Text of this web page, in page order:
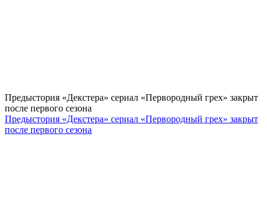
Предыстория «Декстера» сериал «Первородный грех» закрыт
после первого сезона
Предыстория «Декстера» сериал «Первородный грех» закрыт
после первого сезона